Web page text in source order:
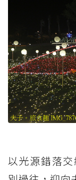
以光源錯落